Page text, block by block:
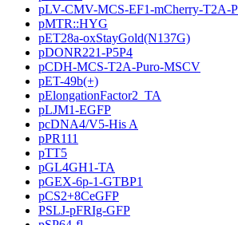
pLV-CMV-MCS-EF1-mCherry-T2A-
pMTR::HYG
pET28a-oxStayGold(N137G)
pDONR221-P5P4
pCDH-MCS-T2A-Puro-MSCV
pET-49b(+)
pElongationFactor2_TA
pLJM1-EGFP
pcDNA4/V5-His A
pPR111
pTT5
pGL4GH1-TA
pGEX-6p-1-GTBP1
pCS2+8CeGFP
PSLJ-pFRIg-GFP